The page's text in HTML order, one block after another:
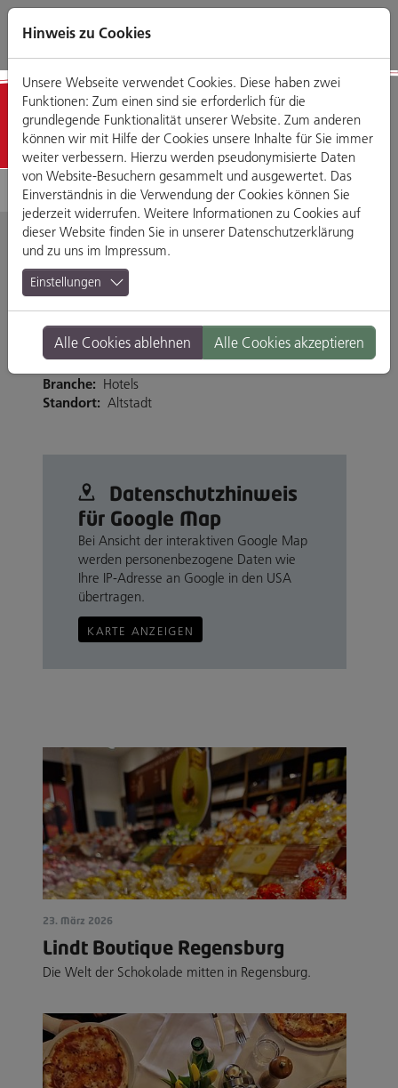
Direkt
zum
Zum
Hauptmenü
Zum
Footermenü
Zur
Website-
Detailansicht
Hotel Goldenes Kreuz
Haidpl. 7, 93047 Regensburg
Tel. 0941584020
www.hotel-goldeneskreuz.com
Branche: Hotels
Standort: Altstadt
Datenschutz­hinweis
für Google Map
Bei Ansicht der interaktiven Google Map
werden personenbezogene Daten wie
Ihre IP-Adresse an Google in den USA
übertragen.
KARTE ANZEIGEN
23. März 2026
Lindt Boutique Regensburg
Die Welt der Schokolade mitten in Regensburg.
Hinweis zu Cookies
Unsere Webseite verwendet Cookies. Diese haben zwei
Funktionen: Zum einen sind sie erforderlich für die
grundlegende Funktionalität unserer Website. Zum anderen
können wir mit Hilfe der Cookies unsere Inhalte für Sie immer
weiter verbessern. Hierzu werden pseudonymisierte Daten
von Website-Besuchern gesammelt und ausgewertet. Das
Einverständnis in die Verwendung der Cookies können Sie
jederzeit widerrufen. Weitere Informationen zu Cookies auf
dieser Website finden Sie in unserer Datenschutzerklärung
und zu uns im Impressum.
Einstellungen
Alle Cookies ablehnen Alle Cookies akzeptieren